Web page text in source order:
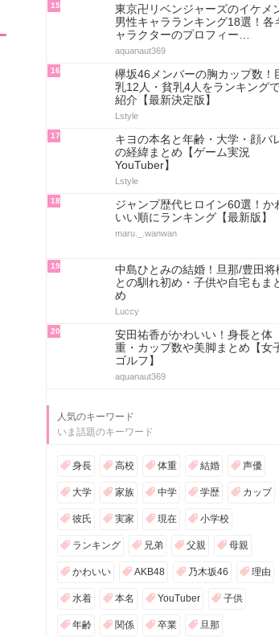
15
東京卍リベンジャーズのイケメ
男性キャラランキング18選！各
ャラクターのプロフィー…
aquanaut369
16
欅坂46メンバーの胸カップ数！
乳12人・貧乳4人をランキング
紹介【最新決定版】
Lstyle
17
キヨの本名と年齢・大学・顔バ
の経緯まとめ【ゲーム実況
YouTuber】
Lstyle
18
ジャンプ歴代ヒロイン60選！か
いい順にランキング【最新版】
maru._.wanwan
19
中島ひとみの結婚！旦那/豊田将
との馴れ初め・子供や自宅もま
め
Luccy
20
安田祐香がかわいい！身長と体
重・カップ数や美脚まとめ【女
ゴルフ】
aquanaut369
人気のキーワード
いま話題のキーワード
身長 高校 体重 結婚 声優
大学 家族 中学 学歴 カップ
彼氏 実家 現在 小学校
ランキング 兄弟 父親 母親
かわいい AKB48 乃木坂46 理由
水着 本名 YouTuber 子供
年齢 関係 卒業 旦那